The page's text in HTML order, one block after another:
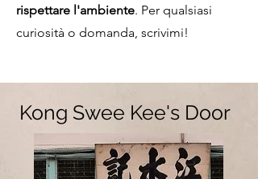
Kong Swee Kee's Door
rispettare l'ambiente. Per qualsiasi
curiosità o domanda, scrivimi!